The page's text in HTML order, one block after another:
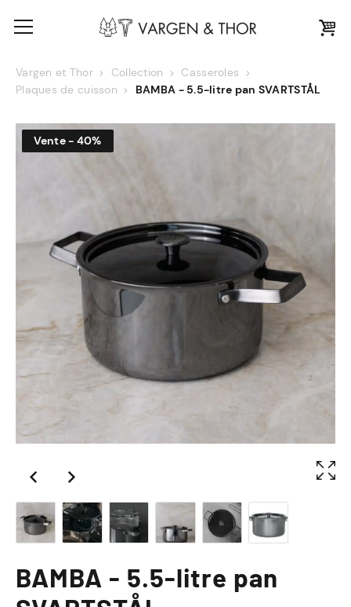
Vargen et Thor Collection
Casseroles
Plaques de cuisson
BAMBA - 5.5-litre pan SVARTSTÅL
Vente - 40%
BAMBA - 5.5-litre pan